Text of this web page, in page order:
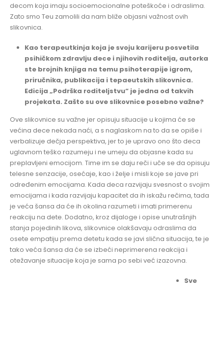
decom koja imaju socioemocionalne poteškoće i odraslima.
Zato smo Teu zamolili da nam bliže objasni važnost ovih
slikovnica.
Kao terapeutkinja koja je svoju karijeru posvetila
psihičkom zdravlju dece i njihovih roditelja, autorka
ste brojnih knjiga na temu psihoterapije igrom,
priručnika, publikacija i tepaeutskih slikovnica.
Edicija „Podrška roditeljstvu“ je jedna od takvih
projekata. Zašto su ove slikovnice posebno važne?
Ove slikovnice su važne jer opisuju situacije u kojima će se
većina dece nekada naći, a s naglaskom na to da se opiše i
verbalizuje dečja perspektiva, jer to je upravo ono što deca
uglavnom teško razumeju i ne umeju da objasne kada su
preplavljeni emocijom. Time im se daju reči i uče se da opisuju
telesne senzacije, osećaje, kao i želje i misli koje se jave pri
određenim emocijama. Kada deca razvijaju svesnost o svojim
emocijama i kada razvijaju kapacitet da ih iskažu rečima, tada
je veća šansa da će ih okolina razumeti i imati primerenu
reakciju na dete. Dodatno, kroz dijaloge i opise unutrašnjih
stanja pojedinih likova, slikovnice olakšavaju odraslima da
osete empatiju prema detetu kada se javi slična situacija, te je
tako veća šansa da će se izbeći neprimerena reakcija i
otežavanje situacije koja je sama po sebi već izazovna.
Sve